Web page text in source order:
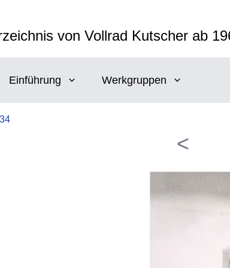
von Vollrad Kutscher ab
Einführung Werkgruppen
<